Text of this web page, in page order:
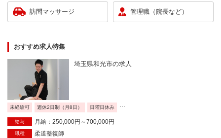
訪問マッサージ 管理職（院長など）
おすすめ求人特集
埼玉県和光市の求人
未経験可 週休2日制（月8日） 日曜日休み ...
給与 月給：250,000円～700,000円
職種 柔道整復師